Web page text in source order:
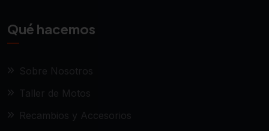
Qué hacemos
Sobre Nosotros
Taller de Motos
Recambios y Accesorios